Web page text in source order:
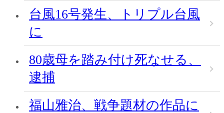
台風16号発生、トリプル台風
に
80歳母を踏み付け死なせる、
逮捕
福山雅治、戦争題材の作品に